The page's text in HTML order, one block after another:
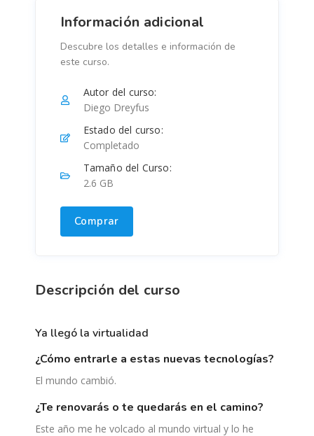
Descripción del curso
ya llegó la virtualidad
¿cómo entrarle a estas nuevas tecnologías?
El mundo cambió.
¿te renovarás o te quedarás en el camino?
Este año me he volcado al mundo virtual y lo he
Información adicional
Descubre los detalles e información de
este curso.
Autor del curso:
Diego Dreyfus
Estado del curso:
Completado
Tamaño del Curso:
2.6 GB
Comprar